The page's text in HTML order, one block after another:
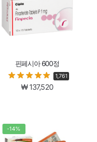
핀페시아 600정
1,761
₩137,520
-14%